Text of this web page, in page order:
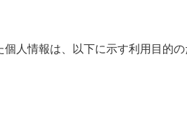
人情報は、以下に示す利用目的